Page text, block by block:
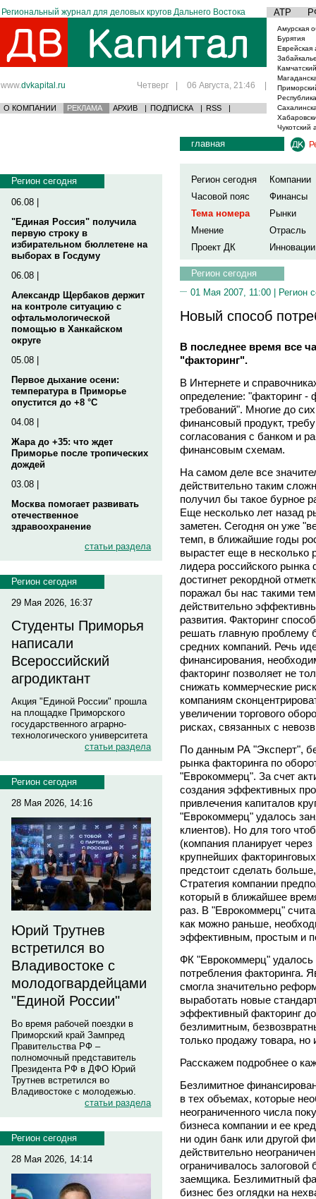
Региональный журнал для деловых кругов Дальнего Востока АТР
www.dvkapital.ru Четверг | 06 Августа, 21:46 |
О КОМПАНИИ РЕКЛАМА АРХИВ | ПОДПИСКА | RSS |
Амурская
Бурятия
Еврейская
Чукотский
Регион сегодня
06.08 |
"Единая Россия" получила
первую строку в
избирательном бюллетене на
выборах в Госдуму
06.08 |
Александр Щербаков держит
на контроле ситуацию с
офтальмологической
помощью в Ханкайском
округе
05.08 |
Первое дыхание осени:
температура в Приморье
опустится до +8 °C
04.08 |
Жара до +35: что ждет
Приморье после тропических
дождей
03.08 |
Москва помогает развивать
отечественное
здравоохранение
статьи раздела
Регион сегодня
29 Мая 2026, 16:37
Студенты Приморья
написали
Всероссийский
агродиктант
Акция "Единой России" прошла
на площадке Приморского
государственного аграрно-
технологического университета
статьи раздела
Регион сегодня
28 Мая 2026, 14:16
Юрий Трутнев
встретился во
Владивостоке с
молодогвардейцами
"Единой России"
Во время рабочей поездки в
Приморский край Зампред
Правительства РФ –
полномочный представитель
Президента РФ в ДФО Юрий
Трутнев встретился во
Владивостоке с молодежью.
статьи раздела
Регион сегодня
28 Мая 2026, 14:14
главная
Регион сегодня
Компании
Часовой пояс
Финансы
Тема номера
Рынки
Мнение
Отрасль
Проект ДК
Инновации
Регион сегодня
01 Мая 2007, 11:00 | Регион
Новый способ
В последнее время все
"факторинг".
В Интернете и
определение: "факторинг -
требований". Многие до
финансовый продукт,
согласования с банком и
финансовым схемам.
На самом деле все
действительно таким
получил бы такое бурное
Еще несколько лет назад
заметен. Сегодня он уже
темп, в ближайшие годы
вырастет еще в несколько
лидера российского
достигнет рекордной
поражал бы нас такими
действительно
развития. Факторинг
решать главную
средних компаний. Речь
финансирования,
факторинг позволяет не
снижать коммерческие
компаниям
увеличении торгового
рисках, связанных с
По данным РА "Эксперт",
рынка факторинга по
"Еврокоммерц". За счет
создания эффективных
привлечения капиталов
"Еврокоммерц" удалось
клиентов). Но для того
(компания планирует
крупнейших
предстоит сделать
Стратегия компании
который в ближайшее
раз. В "Еврокоммерц"
как можно раньше,
эффективным, простым и
ФК "Еврокоммерц"
потребления факторинга.
смогла значительно
выработать новые
эффективный факторинг
безлимитным,
только продажу товара, но
Расскажем подробнее о
Безлимитное
в тех объемах, которые
неограниченного числа
бизнеса компании и ее
ни один банк или другой
действительно
ограничивалось
заемщика. Безлимитный
бизнес без оглядки на